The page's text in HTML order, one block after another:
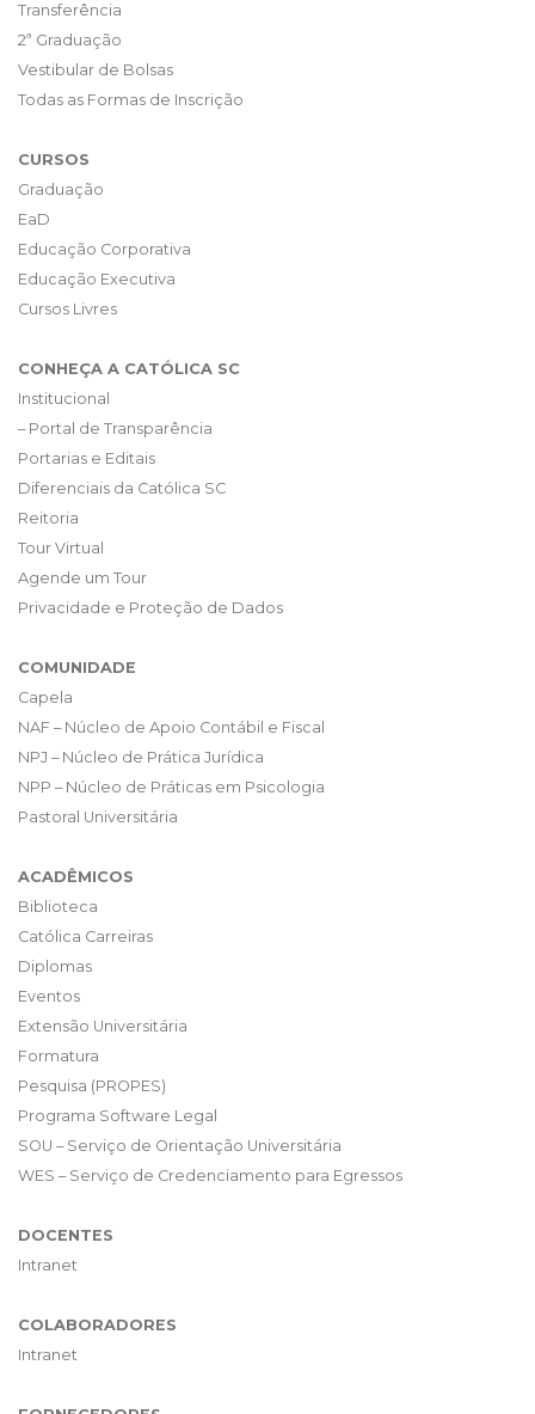
Transferência
2ª Graduação
Vestibular de Bolsas
Todas as Formas de Inscrição
CURSOS
Graduação
EaD
Educação Corporativa
Educação Executiva
Cursos Livres
CONHEÇA A CATÓLICA SC
Institucional
– Portal de Transparência
Portarias e Editais
Diferenciais da Católica SC
Reitoria
Tour Virtual
Agende um Tour
Privacidade e Proteção de Dados
COMUNIDADE
Capela
NAF – Núcleo de Apoio Contábil e Fiscal
NPJ – Núcleo de Prática Jurídica
NPP – Núcleo de Práticas em Psicologia
Pastoral Universitária
ACADÊMICOS
Biblioteca
Católica Carreiras
Diplomas
Eventos
Extensão Universitária
Formatura
Pesquisa (PROPES)
Programa Software Legal
SOU – Serviço de Orientação Universitária
WES – Serviço de Credenciamento para Egressos
DOCENTES
Intranet
COLABORADORES
Intranet